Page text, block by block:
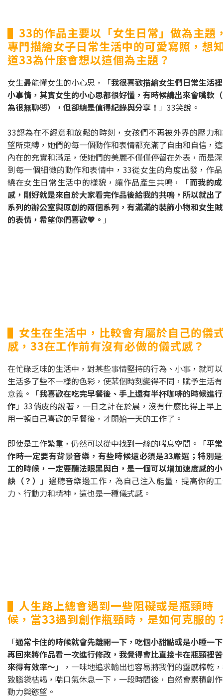
▌33的作品主要以「女生日常」做為主題
專門描繪女子日常生活中的可愛寫照，想
道33為什麼會想以這個為主題？
女生最能懂女生的小心思，「我很喜歡描繪女生們日常生活
小事情，其實女生的小心思都很好懂，有時候講出來會嘴軟
為很無聊🤣），但卻總是值得紀錄與分享！ 」33笑說。
33認為在不經意和放鬆的時刻，女孩們不再被外界的壓力
望所束縛，她們的每一個動作和表情都充滿了自由和自信，
內在的充實和滿足，使她們的美麗不僅僅停留在外表，而是
到每一個細微的動作和表情中，33從女生的角度出發，作
繞在女生日常生活中的樣貌，讓作品產生共鳴，「而我的
感，剛好就是來自於大家看完作品後給我的共鳴，所以就出
系列的辦公室與原創的兩個系列，有滿滿的裝飾小物和女生
的表情，希望你們喜歡💖。 」
▌女生在生活中，比較會有屬於自己的儀
感，33在工作前有沒有必做的儀式感？
在忙碌乏味的生活中，對某些事情堅持的行為、小事，就可
生活多了些不一樣的色彩，使某個時刻變得不同，賦予生活
意義。「我喜歡在吃完早餐後、手上還有半杯咖啡的時候進
作 」33俏皮的說著，一日之計在於晨，沒有什麼比得上早
用一頓自己喜歡的早餐後，才開始一天的工作了。
即使是工作繁重，仍然可以從中找到一絲的喘息空間。「平
作時一定要有背景音樂，有些時候還必須是33嚴選；特別
工的時候，一定要聽法眼黑與白，是一個可以增加速度感的
訣（？）
」邊聽音樂邊工作，為自己注入能量，提高你的
力、行動力和精神，這也是一種儀式感。
▌人生路上總會遇到一些阻礙或是瓶頸時
候，當33遇到創作瓶頸時，是如何克服的
「通常卡住的時候就會先離開一下，吃個小甜點或是小睡一
再回來將作品看一次進行修改，我覺得會比直接卡在瓶頸裡
來得有效率～」，一味地追求輸出也容易將我們的靈感榨乾
致腦袋枯竭，喘口氣休息一下，一段時間後，自然會累積創
動力與慾望。